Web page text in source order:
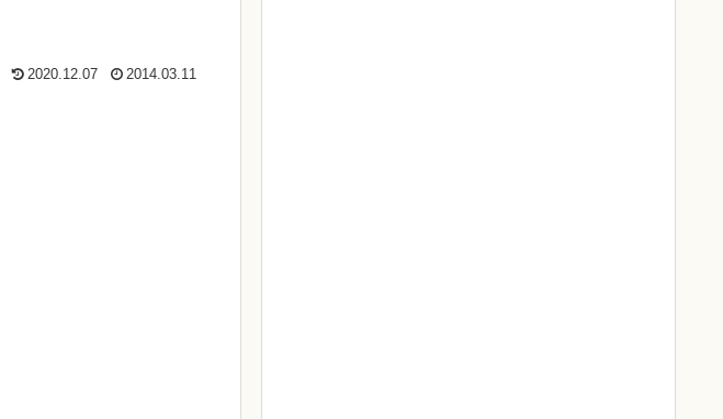
2020.12.07 2014.03.11